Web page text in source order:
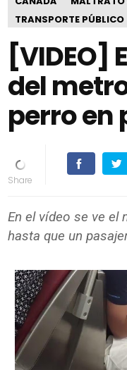
TRANSPORTE PÚBLICO
[VIDEO]
del
perro en
En el vídeo se ve el
hasta que un